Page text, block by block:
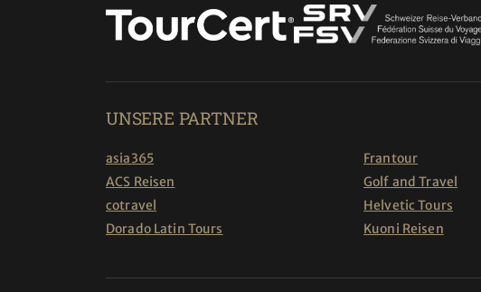
UNSERE PARTNER
asia365
ACS Reisen
cotravel
Dorado Latin Tours
Frantour
Golf and Travel
Helvetic Tours
Kuoni Reisen